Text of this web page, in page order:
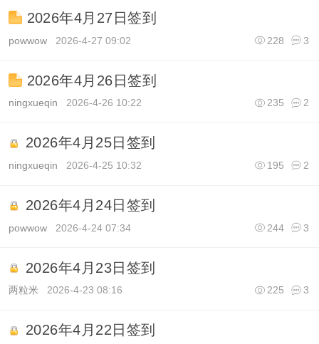
2026年4月27日签到
powwow2026-4-27 09:02 3
228
2026年4月26日签到
ningxueqin 2026-4-26 10:22 2
235
2026年4月25日签到
ningxueqin 2026-4-25 10:32 2
195
2026年4月24日签到
powwow2026-4-24 07:34 3
244
2026年4月23日签到
两粒米 2026-4-23 08:16 3
225
2026年4月22日签到